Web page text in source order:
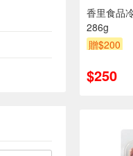
香里食品
286g
贈$200
$250